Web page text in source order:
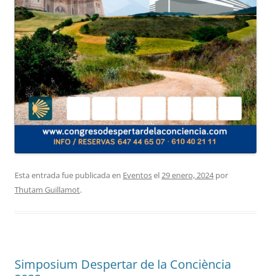
Esta entrada fue publicada en Eventosel29 enero, 2024por
Thutam Guillamot.
Simposium Despertar de la Conciència